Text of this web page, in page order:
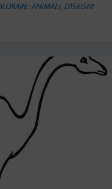
ANIMALI,DISEGNI